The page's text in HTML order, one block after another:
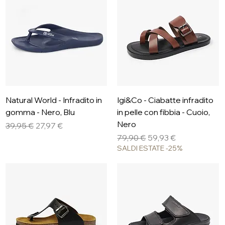
Natural World - Infradito in
gomma - Nero, Blu
Prezzo regolare
39,95 € Prezzo scontato
27,97 €
Igi&Co - Ciabatte infradito
in pelle con fibbia - Cuoio,
Nero
Prezzo regolare
79,90 € Prezzo scontato
59,93 €
SALDI ESTATE -25%